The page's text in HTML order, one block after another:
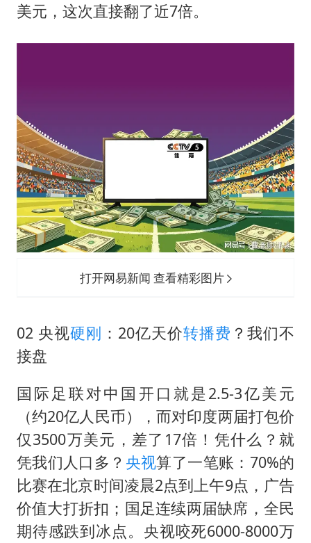
美元，这次直接翻了近7倍。
打开网易新闻 查看精彩图片
02 央视硬刚 ：20亿天价转播费 ？我们不
接盘
国际足联对中国开口就是2.5-3亿美元
（约20亿人民币），而对印度两届打包价
仅3500万美元，差了17倍！凭什么？就
凭我们人口多？ 央视算了一笔账：70%的
比赛在北京时间凌晨2点到上午9点，广告
价值大打折扣；国足连续两届缺席，全民
期待感跌到冰点。央视咬死6000-8000万